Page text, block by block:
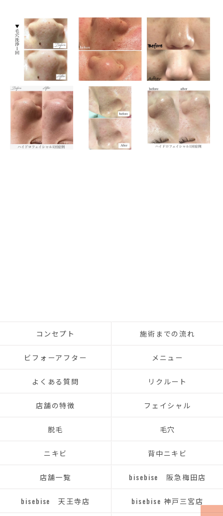
コンセプト 施術までの流れ
ビフォーアフター メニュー
よくある質問 リクルート
店舗の特徴 フェイシャル
脱毛 毛穴
ニキビ 背中ニキビ
店舗一覧 bisebise 阪急梅田店
bisebise 天王寺店 bisebise 神戸三宮店